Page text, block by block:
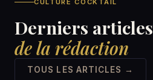
CULTURE COCKTAIL
Derniers articles
de la rédaction
TOUS LES ARTICLES →